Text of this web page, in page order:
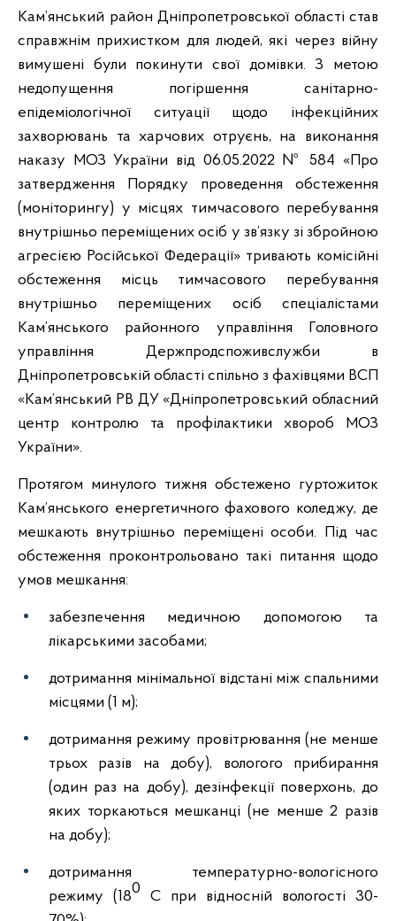
Кам’янський район Дніпропетровської області став
справжнім прихистком для людей, які через війну
вимушені були покинути свої домівки. З метою
недопущення погіршення санітарно-
епідеміологічної ситуації щодо інфекційних
захворювань та харчових отруєнь, на виконання
наказу МОЗ України від 06.05.2022 № 584 «Про
затвердження Порядку проведення обстеження
(моніторингу) у місцях тимчасового перебування
внутрішньо переміщених осіб у зв’язку зі збройною
агресією Російської Федерації» тривають комісійні
обстеження місць тимчасового перебування
внутрішньо переміщених осіб спеціалістами
Кам’янського районного управління Головного
управління Держпродспоживслужби в
Дніпропетровській області спільно з фахівцями ВСП
«Кам’янський РВ ДУ «Дніпропетровський обласний
центр контролю та профілактики хвороб МОЗ
України».
Протягом минулого тижня обстежено гуртожиток
Кам’янського енергетичного фахового коледжу, де
мешкають внутрішньо переміщені особи. Під час
обстеження проконтрольовано такі питання щодо
умов мешкання:
забезпечення медичною допомогою та
лікарськими засобами;
дотримання мінімальної відстані між спальними
місцями (1 м);
дотримання режиму провітрювання (не менше
трьох разів на добу), вологого прибирання
(один раз на добу), дезінфекції поверхонь, до
яких торкаються мешканці (не менше 2 разів
на добу);
дотримання температурно-вологісного
режиму (180 С при відносній вологості 30-